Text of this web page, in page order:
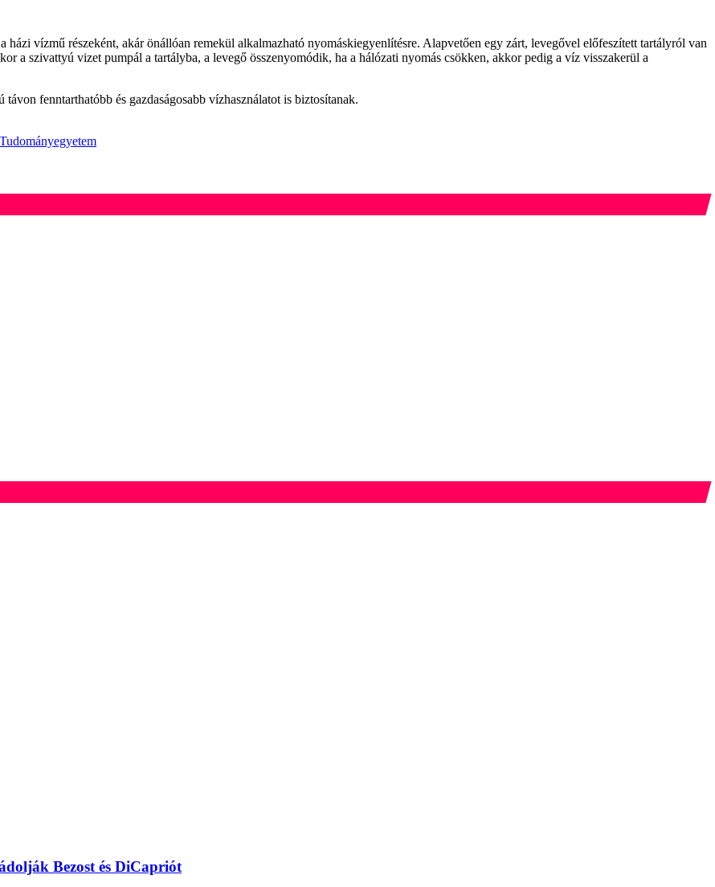
vízmű részeként, akár önállóan remekül alkalmazható nyomáskiegyenlítésre. Alapvetően egy zárt, levegővel előfeszített tartályról van
a szivattyú vizet pumpál a tartályba, a levegő összenyomódik, ha a hálózati nyomás csökken, akkor pedig a víz visszakerül a
fenntarthatóbb és gazdaságosabb vízhasználatot is biztosítanak.
Bezost és DiCapriót